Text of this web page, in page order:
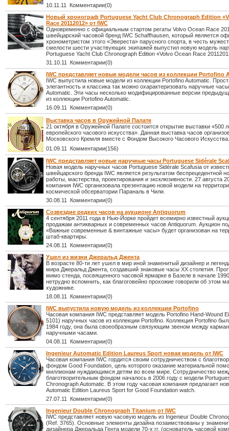
10.11.11 Комментарии(0)
Новый хронограф Portuguese Yacht Club Chronograph Edition
Race 20112012» от IWC
Одновременно с официальным стартом регаты Volvo Ocean Race
швейцарский часовой бренд IWC Schaffhausen, который является
хронометристом этого «Эвереста» парусного спорта, в честь
смелости шести участвующих экипажей выпустил новую модель
Portuguese Yacht Club Chronograph Edition «Volvo Ocean Race
31.10.11 Комментарии(0)
IWC представляет новые модели часов из коллекции Portofino
IWC выпустила новые модели из коллекции Portofino Automatic.
элегантность и классика так можно охарактеризовать наручные
Automatic. Эти часы несколько модифицированные версии
из коллекции Portofino Automatic.
16.09.11 Комментарии(0)
Выставка часов в Оружейной Палате
21 октября в Оружейной Палате состоится открытие выставки «500
европейского часового искусства». Данная выставка часов
Московского Кремля вместе с Фондом Высокого Часового Искусства.
01.09.11 Комментарии(156)
IWC представляет новые наручные часы Portuguese Sidérale
Новая модель наручных часов Portuguese Sidérale Scafusia от
швейцарского бренда IWC является результатом беспрецедентной
работы, мастерства, проектирования и эксклюзивности. 27 августа
компания IWC организовала презентацию новой модели на
космической обсерватории Параналь в Чили.
30.08.11 Комментарии(0)
Созвездие редких часов на аукционе Antiquorum
4 сентября 2011 года в Нью-Йорке пройдет всемирно известный
продажам антикварных и современных часов Antiquorum. Аукцион
«Важные современные & винтажные часы» будет организован на
штаб-квартиры.
24.08.11 Комментарии(0)
Ушел из жизни Джеральд Джента
В возрасте 80-ти лет ушел в мир иной знаменитый дизайнер и
мира Джеральд Джента, создавший знаковые часы ХХ столетия.
мимо стенда, посвященного часовой ярмарке в Базеле в начале
нетрудно вспомнить, как благоговейно прохожие говорили об этом
художнике.
18.08.11 Комментарии(0)
IWC выпустила новую модель из коллекции Portofino
Часовая компания IWC представляет модель Portofino Hand-Wound
5101) наручных часов из коллекции Portofino. Коллекция Portofino
1984 году, она была своеобразным связующим звеном между
наручными часами.
04.08.11 Комментарии(0)
Ingenieur Automatic Edition Laureus Sport новая модель от IWC
Часовая компания IWC гордится своим сотрудничеством с
фондом Good Foundation, цель которого оказание материальной
миллионам нуждающимся детям во всем мире. Сотрудничество
благотворительным фондом началось в 2006 году с модели
Chronograph Automatic. В этом году часовая компания предлагает
Automatic Edition Laureus Sport for Good Foundation watch.
27.07.11 Комментарии(0)
Ingenieur Double Chronograph Titanium от IWC
IWC представляет новую часовую модель из Ingenieur Double
(Ref. 3765). Основные элементы дизайна позаимствованы у
дизайнера Джеральда Гента модели 70-х гг. (основатель часовой